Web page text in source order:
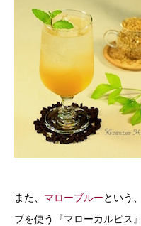
また、 マローブルーという
ブを使う『マローカルピス